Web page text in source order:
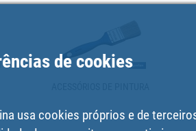
de cookies
usa cookies próprios e de